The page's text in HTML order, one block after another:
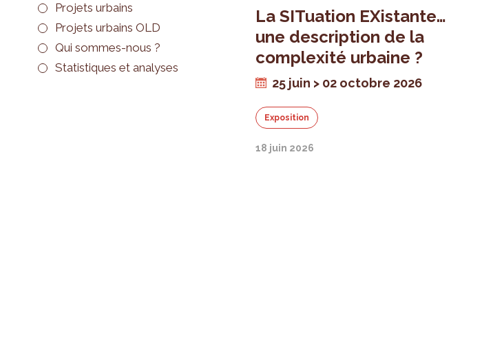
Projets urbains
Projets urbains OLD
Qui sommes-nous ?
Statistiques et analyses
La SITuation EXistante…
une description de la
complexité urbaine ?
25 juin > 02 octobre 2026
Exposition
18 juin 2026